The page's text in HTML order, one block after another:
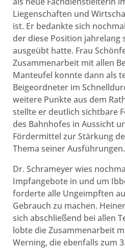
Liegenschaften und
ist. Er bedankte sich
der diese Position jahrelang
ausgeübt hatte. Frau
Zusammenarbeit mit allen
Manteufel konnte dann als
Beigeordneter im
weitere Punkte aus dem
stellte er deutlich sichtbare
des Bahnhofes in Aussicht
Fördermittel zur Stärkung
Thema seiner Ausführungen.
Dr. Schrameyer wies
Impfangebote in und um
forderte alle Ungeimpften
Gebrauch zu machen.
sich abschließend bei allen
lobte die Zusammenarbeit
Werning, die ebenfalls zum